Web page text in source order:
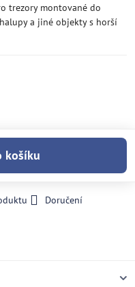
trezory montované do
a jiné objekty s horší
košíku
Doručení